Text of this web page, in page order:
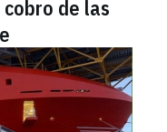
de las